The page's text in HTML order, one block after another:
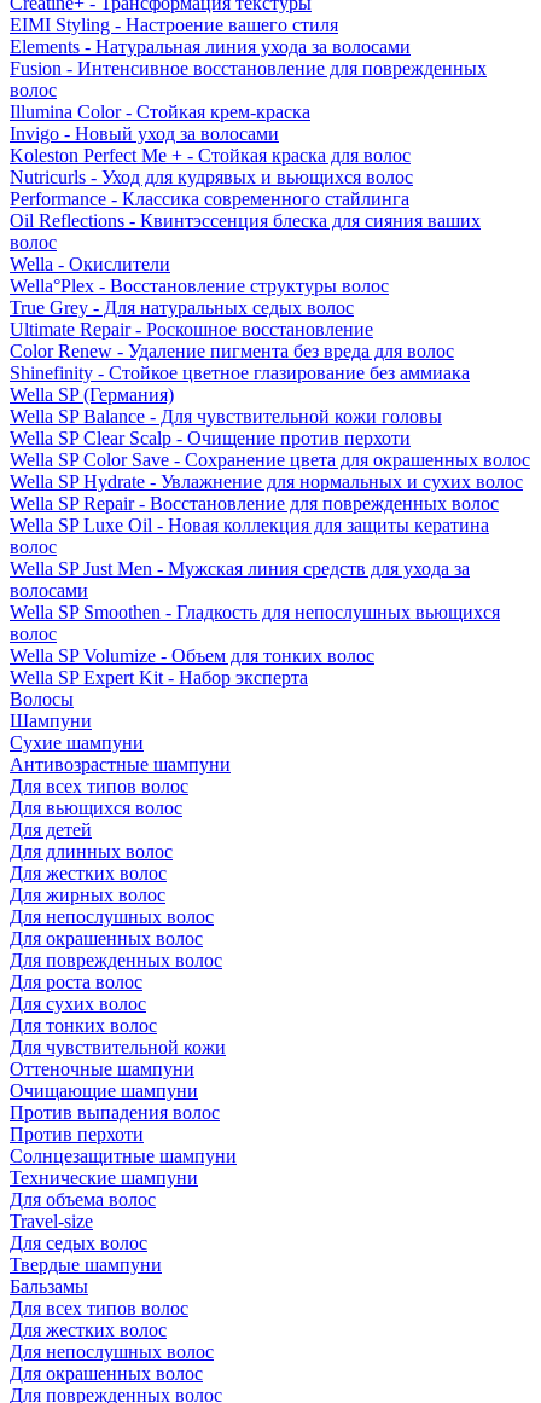
EIMI Styling - Настроение вашего стиля
Elements - Натуральная линия ухода за волосами
Fusion - Интенсивное восстановление для поврежденных
волос
Illumina Color - Стойкая крем-краска
Invigo - Новый уход за волосами
Koleston Perfect Me + - Стойкая краска для волос
Nutricurls - Уход для кудрявых и вьющихся волос
Performance - Классика современного стайлинга
Oil Reflections - Квинтэссенция блеска для сияния ваших
волос
Wella - Окислители
Wella°Plex - Восстановление структуры волос
True Grey - Для натуральных седых волос
Ultimate Repair - Роскошное восстановление
Color Renew - Удаление пигмента без вреда для волос
Shinefinity - Стойкое цветное глазирование без аммиака
Wella SP (Германия)
Wella SP Balance - Для чувствительной кожи головы
Wella SP Clear Scalp - Очищение против перхоти
Wella SP Color Save - Сохранение цвета для окрашенных волос
Wella SP Hydrate - Увлажнение для нормальных и сухих волос
Wella SP Repair - Восстановление для поврежденных волос
Wella SP Luxe Oil - Новая коллекция для защиты кератина
волос
Wella SP Just Men - Мужская линия средств для ухода за
волосами
Wella SP Smoothen - Гладкость для непослушных вьющихся
волос
Wella SP Volumize - Объем для тонких волос
Wella SP Expert Kit - Набор эксперта
Волосы
Шампуни
Сухие шампуни
Антивозрастные шампуни
Для всех типов волос
Для вьющихся волос
Для детей
Для длинных волос
Для жестких волос
Для жирных волос
Для непослушных волос
Для окрашенных волос
Для поврежденных волос
Для роста волос
Для сухих волос
Для тонких волос
Для чувствительной кожи
Оттеночные шампуни
Очищающие шампуни
Против выпадения волос
Против перхоти
Солнцезащитные шампуни
Технические шампуни
Для объема волос
Travel-size
Для седых волос
Твердые шампуни
Бальзамы
Для всех типов волос
Для жестких волос
Для непослушных волос
Для окрашенных волос
Для поврежденных волос